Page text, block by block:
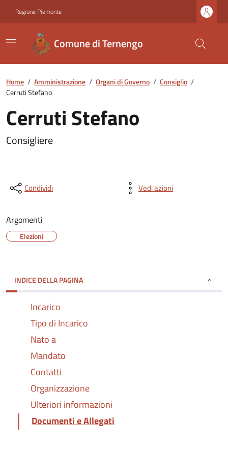
Regione Piemonte
Comune di Ternengo
Home / Amministrazione / Organi di Governo / Consiglio /
Cerruti Stefano
Cerruti Stefano
Consigliere
Condividi Vedi azioni
Argomenti
Elezioni
INDICE DELLA PAGINA
Incarico
Tipo di Incarico
Nato a
Mandato
Contatti
Organizzazione
Ulteriori informazioni
Documenti e Allegati